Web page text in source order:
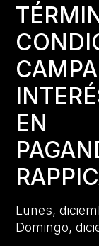
EN
Lunes,
Domingo,